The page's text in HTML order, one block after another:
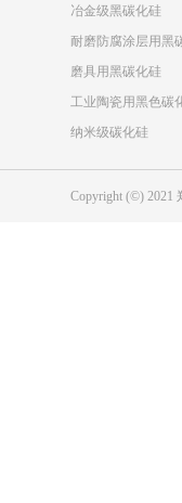
冶金级黑碳化硅
耐磨防腐涂层用黑
磨具用黑碳化硅
工业陶瓷用黑色碳
纳米级碳化硅
Copyright (©)